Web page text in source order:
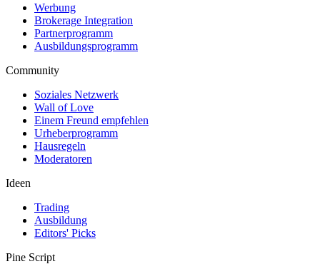
Werbung
Brokerage Integration
Partnerprogramm
Ausbildungsprogramm
Community
Soziales Netzwerk
Wall of Love
Einem Freund empfehlen
Urheberprogramm
Hausregeln
Moderatoren
Ideen
Trading
Ausbildung
Editors' Picks
Pine Script